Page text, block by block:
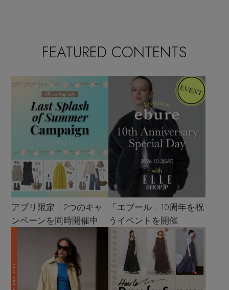
FEATURED CONTENTS
アプリ限定｜2つのキャ
ンペーンを同時開催中
「エブール」10周年を祝
うイベントを開催